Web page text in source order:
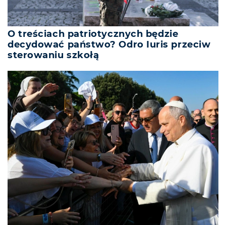
O treściach patriotycznych będzie
decydować państwo? Odro Iuris przeciw
sterowaniu szkołą